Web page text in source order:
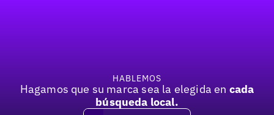
HABLEMOS
Hagamos que su marca sea la elegida en cada
búsqueda local.